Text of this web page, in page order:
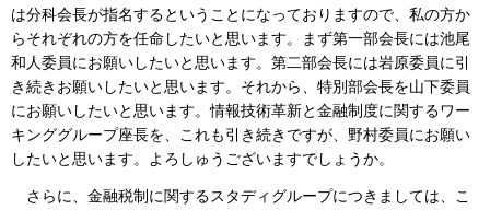
は分科会長が指名するということになっておりますので、私の方か
らそれぞれの方を任命したいと思います。まず第一部会長には池尾
和人委員にお願いしたいと思います。第二部会長には岩原委員に引
き続きお願いしたいと思います。それから、特別部会長を山下委員
にお願いしたいと思います。情報技術革新と金融制度に関するワー
キンググループ座長を、これも引き続きですが、野村委員にお願い
したいと思います。よろしゅうございますでしょうか。
さらに、金融税制に関するスタディグループにつきましては、こ